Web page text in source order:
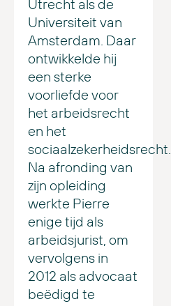
Utrecht als de
Universiteit van
Amsterdam. Daar
ontwikkelde hij
een sterke
voorliefde voor
het arbeidsrecht
en het
sociaalzekerheidsrecht.
Na afronding van
zijn opleiding
werkte Pierre
enige tijd als
arbeidsjurist, om
vervolgens in
2012 als advocaat
beëdigd te